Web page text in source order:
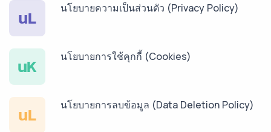
บริการรับแปลภาษากัมพูชา ราคาเริ่มต้น 150฿
บริการรับแปลภาษาเวียดนาม ราคาเริ่มต้น 150฿
บริการรับแปลภาษาฝรั่งเศส ราคาเริ่มต้น 150฿
นL นโยบายความเป็นส่วนตัว (Privacy Policy)
นK นโยบายการใช้คุกกี้ (Cookies)
นL นโยบายการลบข้อมูล (Data Deletion Policy)